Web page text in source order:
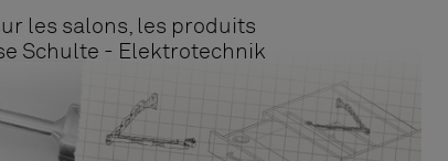
les salons, les produits
Schulte - Elektrotechnik